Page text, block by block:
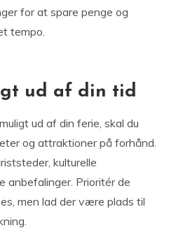
for at spare penge og
tempo.
ud af din tid
ud af din ferie, skal du
og attraktioner på forhånd.
kulturelle
anbefalinger. Prioritér de
men lad der være plads til